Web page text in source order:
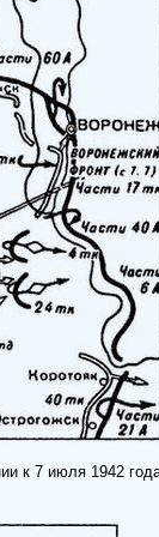
к 7 июля 1942